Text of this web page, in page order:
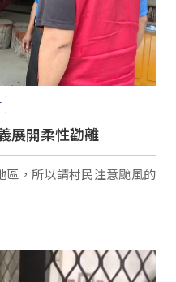
展開柔性勸離
區，所以請村民注意颱風的